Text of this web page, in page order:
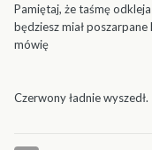
Pamiętaj, że taśmę
będziesz miał
mówię
Czerwony ładnie wyszedł.